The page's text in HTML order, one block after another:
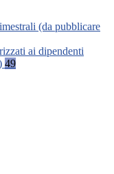
(da pubblicare
ai dipendenti
49